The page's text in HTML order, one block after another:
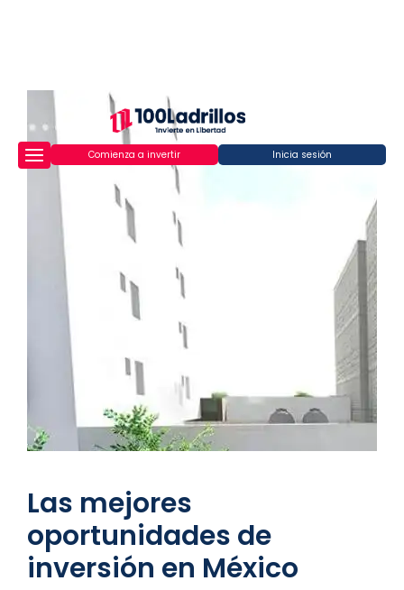
Comienza a invertir Inicia sesión
Las mejores
oportunidades de
inversión en México